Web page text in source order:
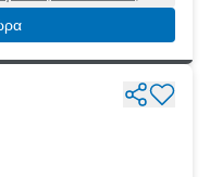
57200